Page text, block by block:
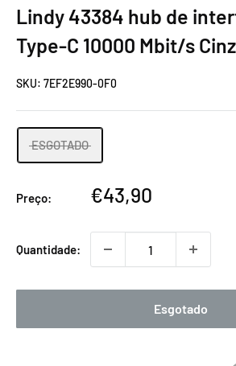
Lindy 43384 hub de
Type-C 10000 Mbit/s
SKU: 7EF2E990-0F0
ESGOTADO
Preço:
Preço
€43,90
Quantidade:
Esgotado